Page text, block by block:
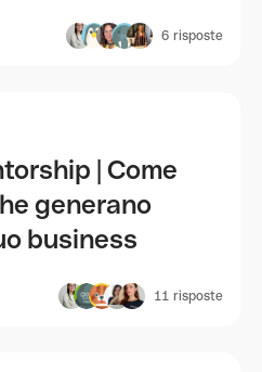
6 risposte
| Come
generano
business
11 risposte